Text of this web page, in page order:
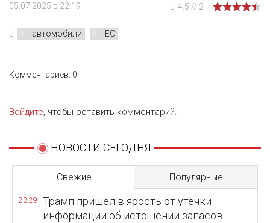
05.07.2025 в 22:19 4.5 // 2
автомобили ЕС
Комментариев: 0
Войдите, чтобы оставить комментарий.
НОВОСТИ СЕГОДНЯ
Свежие Популярные
23:29
Трамп пришел в ярость от утечки
информации об истощении запасов